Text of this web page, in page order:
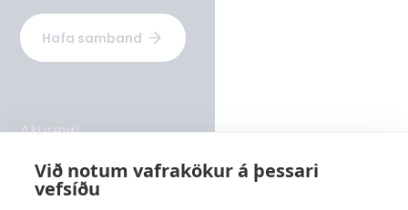
Við notum vafrakökur á þessari
vefsíðu
Hafa samband
Akureyri
Rangárvellir 2 - hús 8, 603 Akureyri
Sími